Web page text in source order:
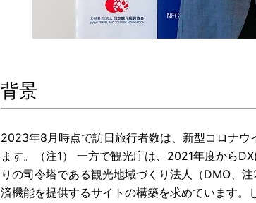
背景
2023年8月時点で訪日旅行者数は、新型コロナ
ます。（注1） 一方で観光庁は、2021年度から
りの司令塔である観光地域づくり法人（DMO、
済機能を提供するサイトの構築を求めています